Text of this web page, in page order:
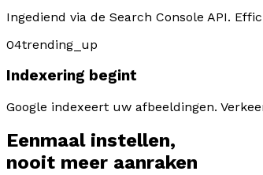
Ingediend via de Search Console API.
04trending_up
Indexering begint
Google indexeert uw afbeeldingen.
Eenmaal instellen,
nooit meer aanraken